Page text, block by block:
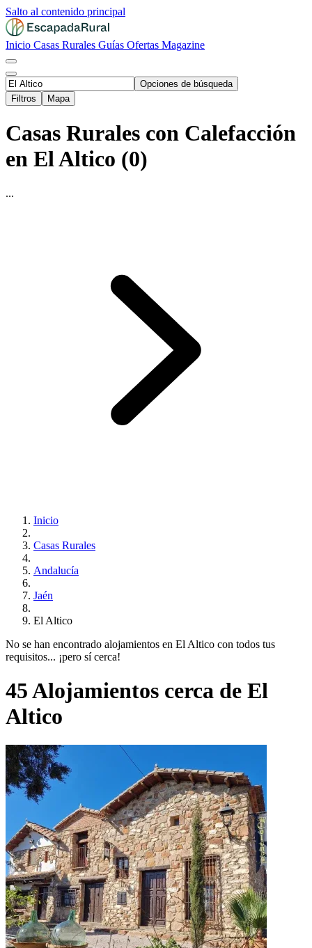
Salto al contenido principal
Inicio Casas Rurales Guías Ofertas Magazine
Opciones de búsqueda
Filtros
Mapa
Casas Rurales con Calefacción
en El Altico (0)
...
Inicio
Casas Rurales
Andalucía
Jaén
El Altico
No se han encontrado alojamientos en El Altico con todos tus
requisitos... ¡pero sí cerca!
45 Alojamientos cerca de El
Altico